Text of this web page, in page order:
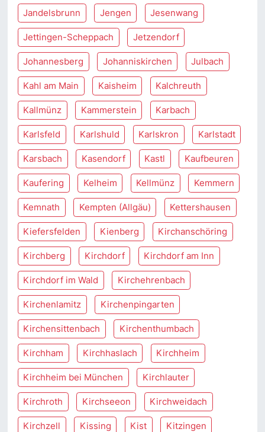
Jandelsbrunn Jengen Jesenwang
Jettingen-Scheppach Jetzendorf
Johannesberg Johanniskirchen Julbach
Kahl am Main Kaisheim Kalchreuth
Kallmünz Kammerstein Karbach
Karlsfeld Karlshuld Karlskron Karlstadt
Karsbach Kasendorf Kastl Kaufbeuren
Kaufering Kelheim Kellmünz Kemmern
Kemnath Kempten (Allgäu) Kettershausen
Kiefersfelden Kienberg Kirchanschöring
Kirchberg Kirchdorf Kirchdorf am Inn
Kirchdorf im Wald Kirchehrenbach
Kirchenlamitz Kirchenpingarten
Kirchensittenbach Kirchenthumbach
Kirchham Kirchhaslach Kirchheim
Kirchheim bei München Kirchlauter
Kirchroth Kirchseeon Kirchweidach
Kirchzell Kissing Kist Kitzingen